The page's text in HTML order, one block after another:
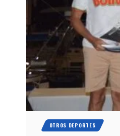
OTROS DEPORTES